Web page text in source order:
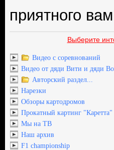
приятного
Выберите
Видео с соревнований
Видео от дяди Вити и дяди
Авторский раздел...
Нарезки
Обзоры картодромов
Прокатный картинг "Каретта"
Мы на ТВ
Наш архив
F1 championship